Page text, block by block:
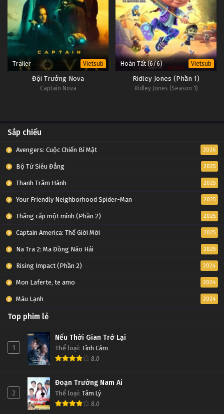
Trailer Vietsub
Đội Trưởng Nova
Captain Nova
Hoàn Tất (6/6) Vietsub
Ridley Jones (Phần 1)
Ridley Jones (Season 1)
Sắp chiếu
Avengers: Cuộc Chiến Bí Mật 2026
Bộ Tứ Siêu Đẳng 2025
Thanh Trâm Hành 2025
Your Friendly Neighborhood Spider-Man 2025
Thăng cấp một mình (Phần 2) 2025
Captain America: Thế Giới Mới 2025
Na Tra 2: Ma Đồng Náo Hải 2025
Rising Impact (Phần 2) 2024
Mon Laferte, te amo 2024
Máu Lạnh 2024
Top phim lẻ
1
Nếu Thời Gian Trở Lại
Thể loại: Tình Cảm
8.0
2
Đoạn Trường Nam Ai
Thể loại: Tâm Lý
8.0